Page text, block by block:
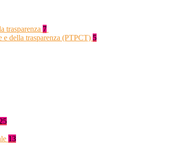
trasparenza 7
e della trasparenza (PTPCT) 5
25
13